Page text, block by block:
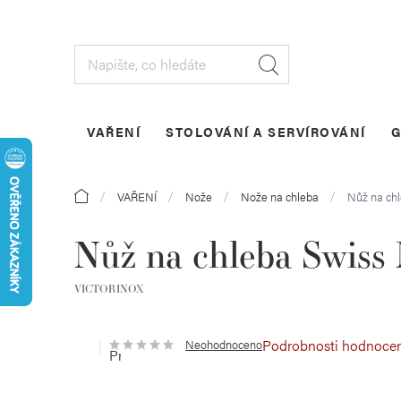
VAŘENÍ STOLOVÁNÍ A SERVÍROVÁNÍ
DomůVAŘENÍ Nože Nože na chleba Nůž na
Nůž na chleba
VICTORINOX
Průměrné
hodnocení
NeohodnocenoPodrobnosti